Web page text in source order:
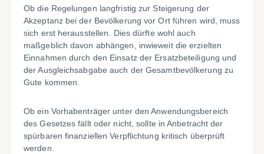
Ob die Regelungen langfristig zur Steigerung der
Akzeptanz bei der Bevölkerung vor Ort führen wird, muss
sich erst herausstellen. Dies dürfte wohl auch
maßgeblich davon abhängen, inwieweit die erzielten
Einnahmen durch den Einsatz der Ersatzbeteiligung und
der Ausgleichsabgabe auch der Gesamtbevölkerung zu
Gute kommen.
Ob ein Vorhabenträger unter den Anwendungsbereich
des Gesetzes fällt oder nicht, sollte in Anbetracht der
spürbaren finanziellen Verpflichtung kritisch überprüft
werden.